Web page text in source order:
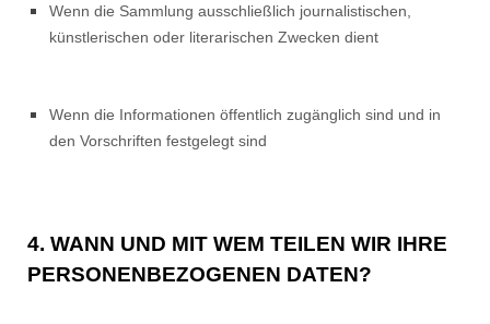
Wenn die Sammlung ausschließlich journalistischen,
künstlerischen oder literarischen Zwecken dient
Wenn die Informationen öffentlich zugänglich sind und in
den Vorschriften festgelegt sind
4. WANN UND MIT WEM TEILEN WIR IHRE
PERSONENBEZOGENEN DATEN?